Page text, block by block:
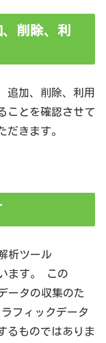
削除、利
追加、削除、利用
ことを確認させて
だきます。
析ツール
ます。 この
ータの収集のた
フィックデータ
るものではありま